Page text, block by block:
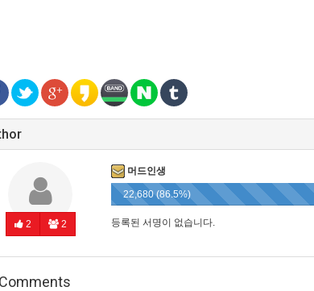
2 2
머드인생
22,680 (86.5%)
등록된 서명이 없습니다.
Comments